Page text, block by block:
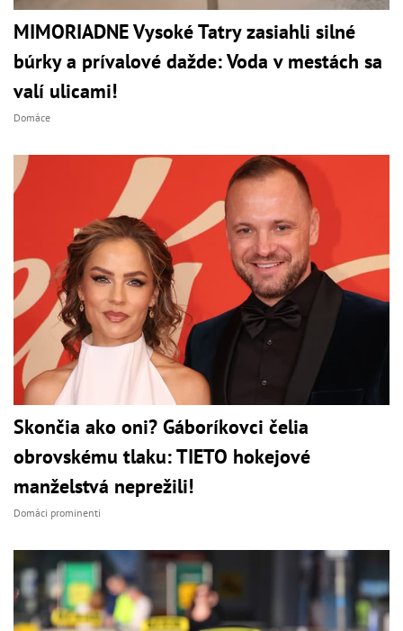
MIMORIADNE Vysoké Tatry zasiahli silné
búrky a prívalové dažde: Voda v mestách sa
valí ulicami!
Domáce
Skončia ako oni? Gáboríkovci čelia
obrovskému tlaku: TIETO hokejové
manželstvá neprežili!
Domáci prominenti